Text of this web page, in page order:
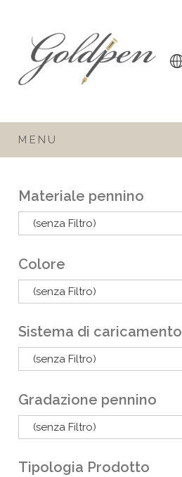
MENU
Materiale pennino
(senza Filtro)
Colore
(senza Filtro)
Sistema di caricamento
(senza Filtro)
Gradazione pennino
(senza Filtro)
Tipologia Prodotto